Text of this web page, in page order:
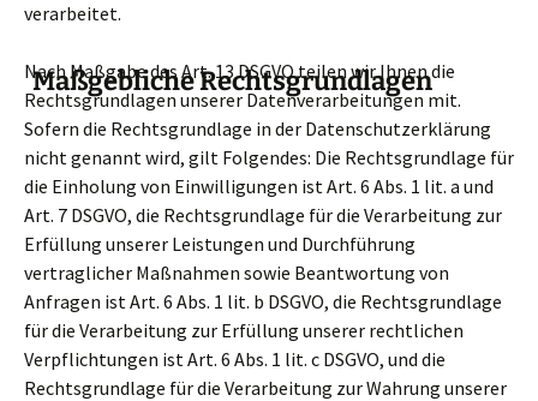
verarbeitet.
Maßgebliche Rechtsgrundlagen
Nach Maßgabe des Art. 13 DSGVO teilen wir Ihnen die
Rechtsgrundlagen unserer Datenverarbeitungen mit.
Sofern die Rechtsgrundlage in der Datenschutzerklärung
nicht genannt wird, gilt Folgendes: Die Rechtsgrundlage für
die Einholung von Einwilligungen ist Art. 6 Abs. 1 lit. a und
Art. 7 DSGVO, die Rechtsgrundlage für die Verarbeitung zur
Erfüllung unserer Leistungen und Durchführung
vertraglicher Maßnahmen sowie Beantwortung von
Anfragen ist Art. 6 Abs. 1 lit. b DSGVO, die Rechtsgrundlage
für die Verarbeitung zur Erfüllung unserer rechtlichen
Verpflichtungen ist Art. 6 Abs. 1 lit. c DSGVO, und die
Rechtsgrundlage für die Verarbeitung zur Wahrung unserer